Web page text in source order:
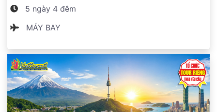
5 ngày 4 đêm
MÁY BAY